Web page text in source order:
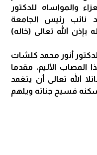
والمواساه للدكتور
رئيس الجامعة
الله تعالى (خاله)
أنور محمد كلشات
المصاب الأليم، مقدما
الله تعالى أن يتغمد
فسيح جناته ويلهم